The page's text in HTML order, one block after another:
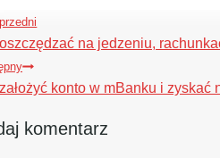
na jedzeniu,
konto w mBanku i zyskać
komentarz